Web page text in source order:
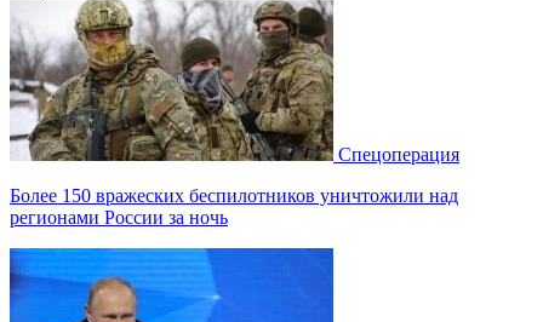
Спецоперация
Более 150 вражеских беспилотников уничтожили над
регионами России за ночь